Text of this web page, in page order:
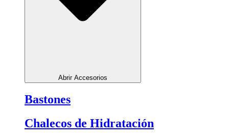
Abrir Accesorios
Bastones
Chalecos de Hidratación